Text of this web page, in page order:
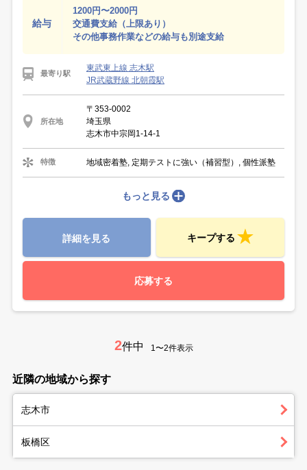
給与
1200円〜2000円
交通費支給（上限あり）
その他事務作業などの給与も別途支給
最寄り駅
東武東上線 志木駅
JR武蔵野線 北朝霞駅
所在地
〒353-0002
埼玉県
志木市中宗岡1-14-1
特徴 地域密着塾, 定期テストに強い（補習型）, 個性派塾
もっと見る
詳細を見る キープする
応募する
2件中 1〜2件表示
近隣の地域から探す
志木市
板橋区